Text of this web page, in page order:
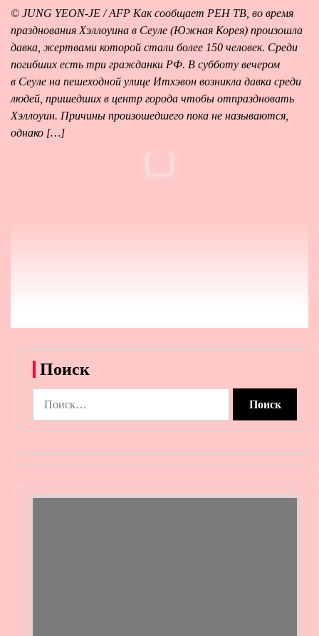
© JUNG YEON-JE / AFP Как сообщает РЕН ТВ, во время
празднования Хэллоуина в Сеуле (Южная Корея) произошла
давка, жертвами которой стали более 150 человек. Среди
погибших есть три гражданки РФ. В субботу вечером
в Сеуле на пешеходной улице Итхэвон возникла давка среди
людей, пришедших в центр города чтобы отпраздновать
Хэллоуин. Причины произошедшего пока не называются,
однако […]
Поиск